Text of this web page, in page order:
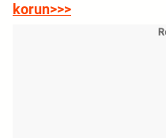
korun>>>